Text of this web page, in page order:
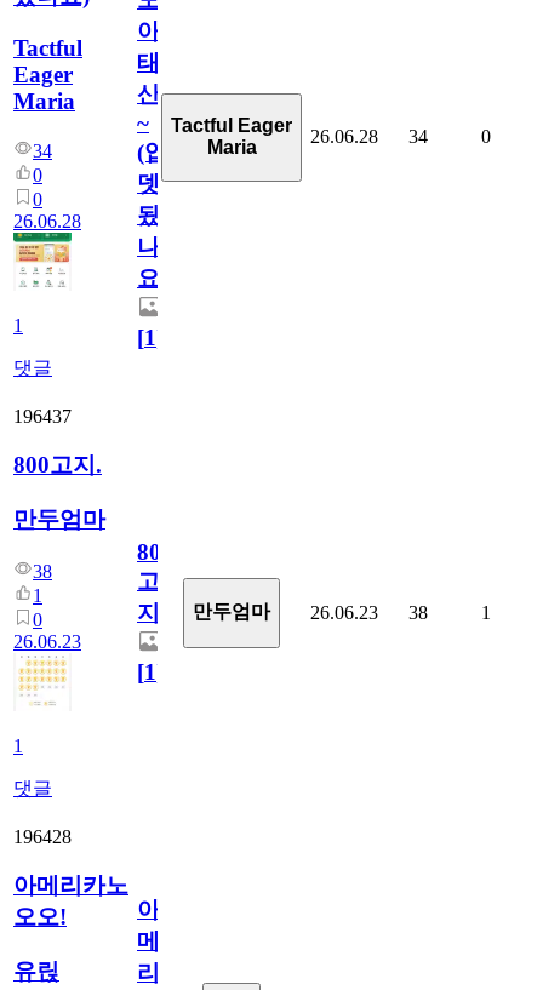
Tactful
Eager
Maria
34
0
0
26.06.28
1
댓글
아
태
산
~
(업
뎃
됬
나
요)
[1]
Tactful Eager
Maria
26.06.28 34 0
196437
800고지.
만두엄마
38
1
0
26.06.23
1
댓글
800
고
지.
[1]
만두엄마 26.06.23 38 1
196428
아메리카노
오오!
유릱
아
메
리